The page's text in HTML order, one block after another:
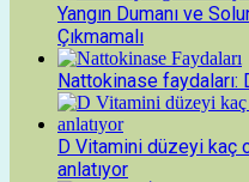
Yangın Dumanı ve
Çıkmamalı
Nattokinase faydaları:
D Vitamini düzeyi kaç
anlatıyor